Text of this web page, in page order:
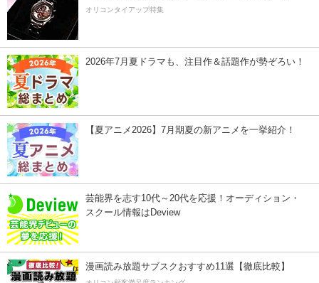
オリコンタイアップ特集
2026年7月夏ドラマも、注目作＆話題作が勢ぞろい！
【夏アニメ2026】7月期夏の新アニメを一挙紹介！
芸能界を志す10代～20代を応援！オーディション・
スクール情報はDeview
漫画読み放題サブスクおすすめ11選【徹底比較】